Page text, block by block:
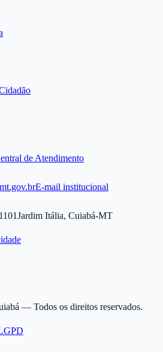
de Atendimento
E-mail institucional
Jardim Itália, Cuiabá-MT
— Todos os direitos reservados.